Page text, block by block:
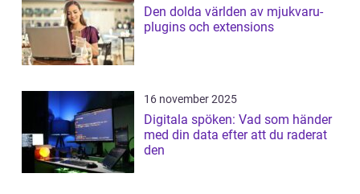
Den dolda världen av mjukvaru-
plugins och extensions
16 november 2025
Digitala spöken: Vad som händer
med din data efter att du raderat
den